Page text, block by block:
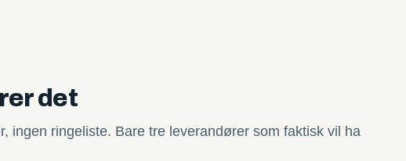
det
ingen ringeliste. Bare tre leverandører som faktisk vil ha